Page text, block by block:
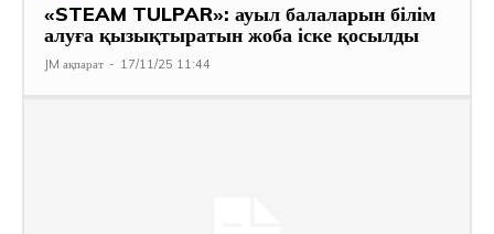
«STEAM TULPAR»: ауыл балаларын білім
алуға қызықтыратын жоба іске қосылды
JM ақпарат - 17/11/25 11:44